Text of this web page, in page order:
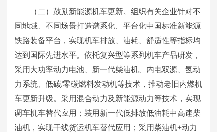
（二）鼓励新能源机车更新。组织有关企业针对不
同地域、不同场景打造谱系化、平台化中国标准新能源
铁路装备平台，实现机车排放、油耗、舒适性等指标均
达到国际先进水平。依托复兴型等系列机车产品研发，
采用大功率动力电池、新一代柴油机、内电双源、氢动
力系统、低碳/零碳燃料发动机等技术，推动老旧内燃机
车更新升级。采用混合动力及新能源动力等技术，实现
调车机车替代应用；装用新一代低排放低油耗中高速柴
油机，实现干线货运机车替代应用；采用柴油机+动力